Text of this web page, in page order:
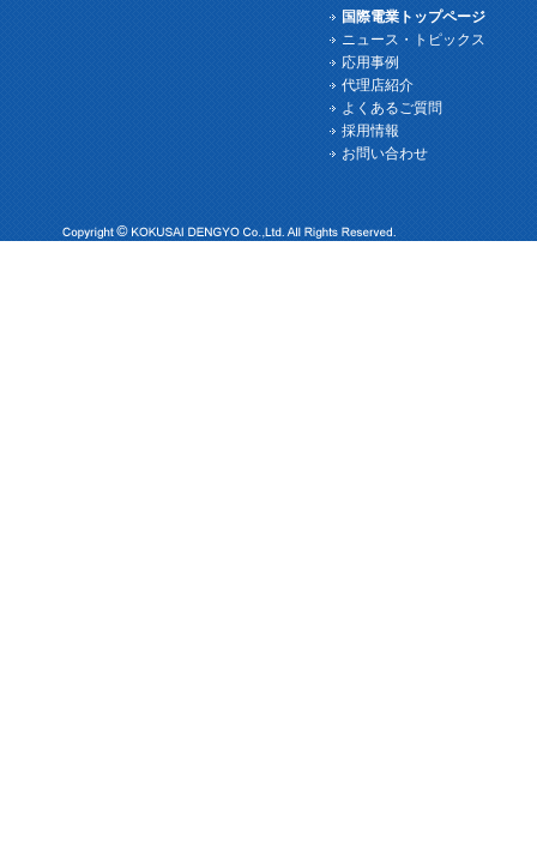
国際電業トップページ
ニュース・トピックス
応用事例
代理店紹介
よくあるご質問
採用情報
お問い合わせ